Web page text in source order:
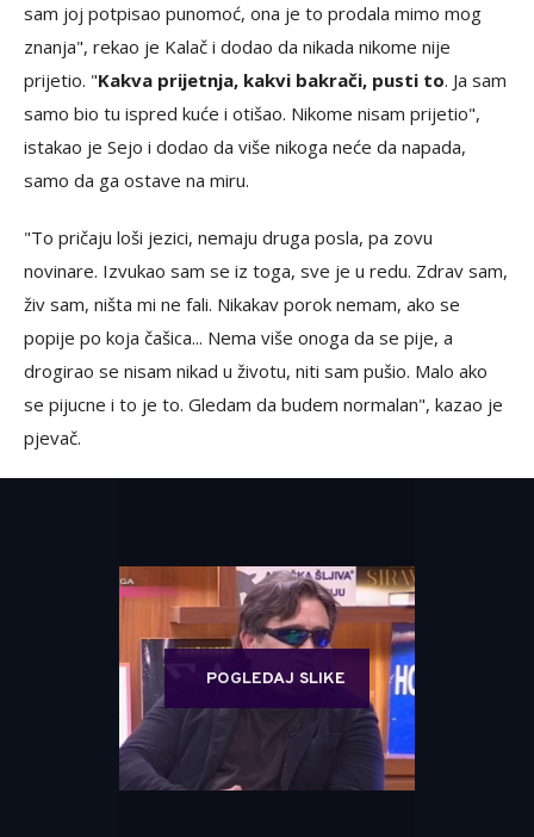
sam joj potpisao punomoć, ona je to prodala mimo mog
znanja", rekao je Kalač i dodao da nikada nikome nije
prijetio. "Kakva prijetnja, kakvi bakrači, pusti to. Ja sam
samo bio tu ispred kuće i otišao. Nikome nisam prijetio",
istakao je Sejo i dodao da više nikoga neće da napada,
samo da ga ostave na miru.
"To pričaju loši jezici, nemaju druga posla, pa zovu
novinare. Izvukao sam se iz toga, sve je u redu. Zdrav sam,
živ sam, ništa mi ne fali. Nikakav porok nemam, ako se
popije po koja čašica... Nema više onoga da se pije, a
drogirao se nisam nikad u životu, niti sam pušio. Malo ako
se pijucne i to je to. Gledam da budem normalan", kazao je
pjevač.
POGLEDAJ SLIKE